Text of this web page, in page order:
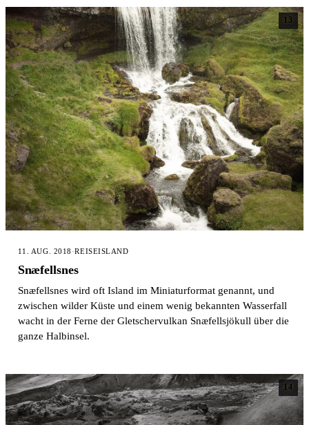
13
11. AUG. 2018 ·REISEISLAND
Snæfellsnes
Snæfellsnes wird oft Island im Miniaturformat genannt, und
zwischen wilder Küste und einem wenig bekannten Wasserfall
wacht in der Ferne der Gletschervulkan Snæfellsjökull über die
ganze Halbinsel.
14